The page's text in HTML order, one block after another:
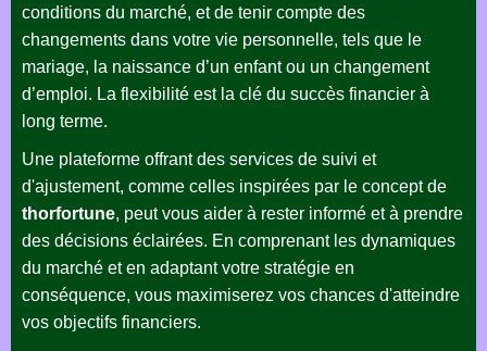
conditions du marché, et de tenir compte des
changements dans votre vie personnelle, tels que le
mariage, la naissance d’un enfant ou un changement
d’emploi. La flexibilité est la clé du succès financier à
long terme.
Une plateforme offrant des services de suivi et
d'ajustement, comme celles inspirées par le concept de
thorfortune, peut vous aider à rester informé et à prendre
des décisions éclairées. En comprenant les dynamiques
du marché et en adaptant votre stratégie en
conséquence, vous maximiserez vos chances d'atteindre
vos objectifs financiers.